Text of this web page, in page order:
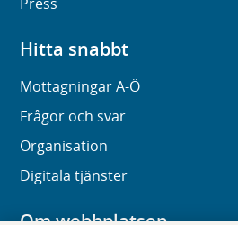
Hitta snabbt
Mottagningar A-Ö
Frågor och svar
Organisation
Digitala tjänster